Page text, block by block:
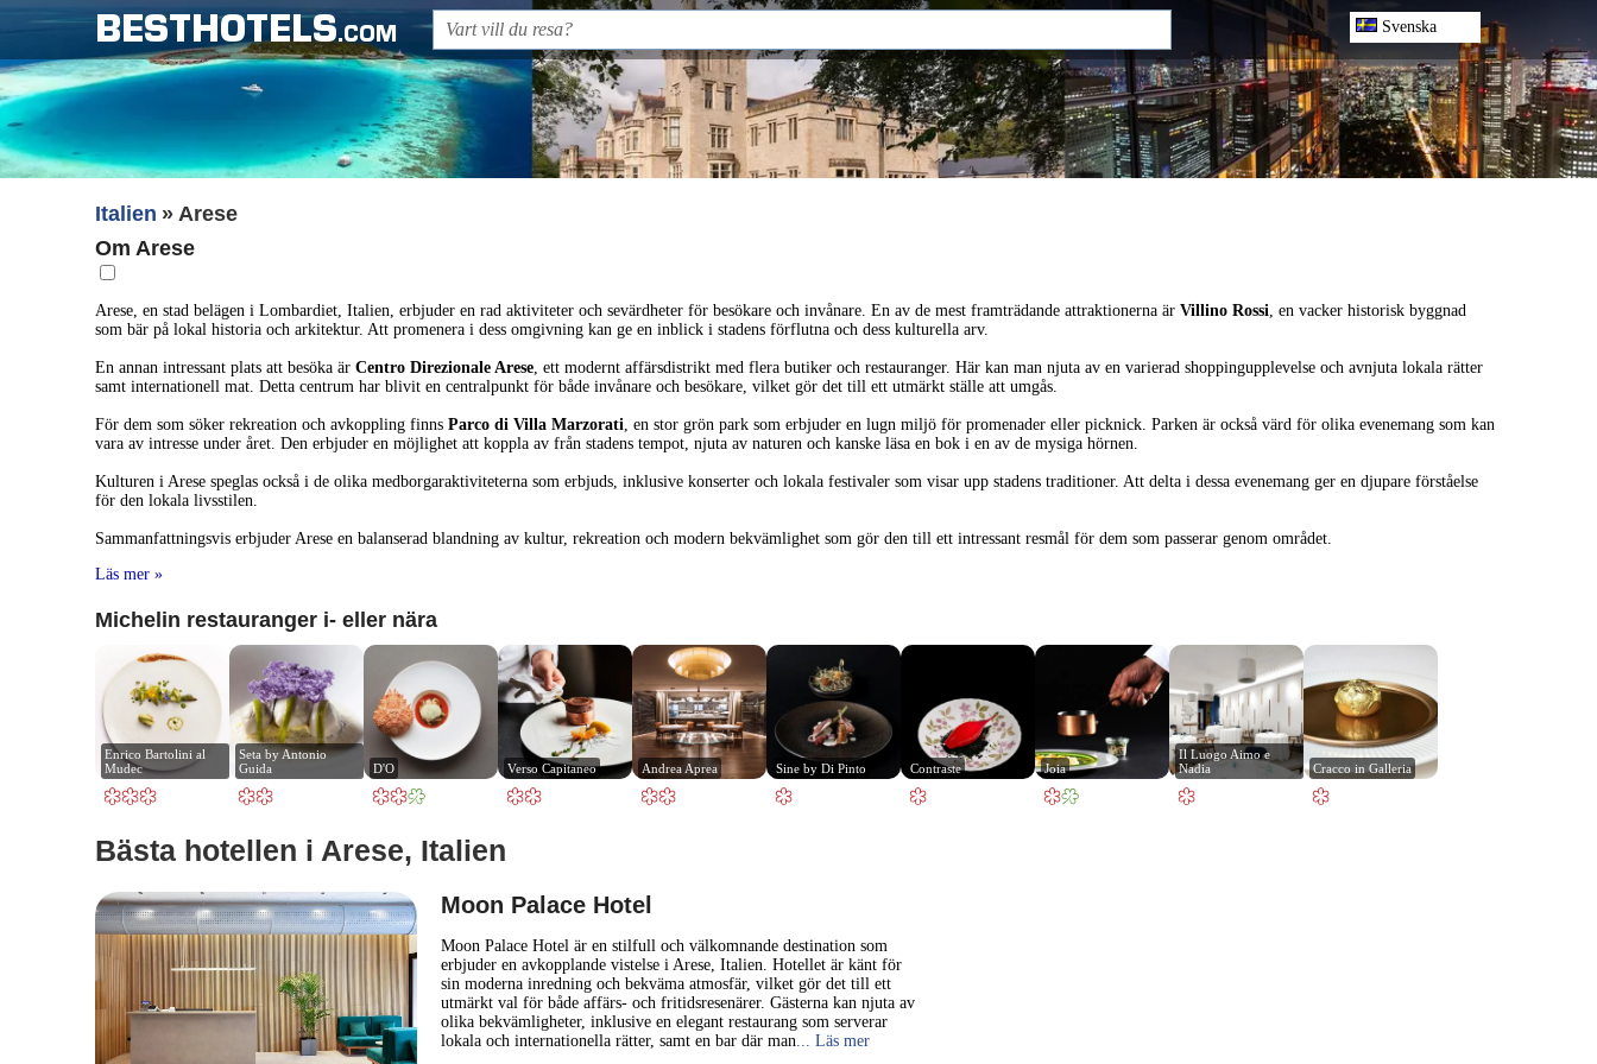
BESTHOTELS.COM Svenska
Italien
Arese
Om Arese
Arese, en stad belägen i Lombardiet, Italien, erbjuder en rad aktiviteter och sevärdheter för besökare och invånare. En av de mest framträdande attraktionerna ärVillino Rossi, en vacker historisk byggnad
som bär på lokal historia och arkitektur. Att promenera i dess omgivning kan ge en inblick i stadens förflutna och dess kulturella arv.
En annan intressant plats att besöka ärCentro Direzionale Arese, ett modernt affärsdistrikt med flera butiker och restauranger. Här kan man njuta av en varierad shoppingupplevelse och avnjuta lokala rätter
samt internationell mat. Detta centrum har blivit en centralpunkt för både invånare och besökare, vilket gör det till ett utmärkt ställe att umgås.
För dem som söker rekreation och avkoppling finnsParco di Villa Marzorati, en stor grön park som erbjuder en lugn miljö för promenader eller picknick. Parken är också värd för olika evenemang som kan
vara av intresse under året. Den erbjuder en möjlighet att koppla av från stadens tempot, njuta av naturen och kanske läsa en bok i en av de mysiga hörnen.
Kulturen i Arese speglas också i de olika medborgaraktiviteterna som erbjuds, inklusive konserter och lokala festivaler som visar upp stadens traditioner. Att delta i dessa evenemang ger en djupare förståelse
för den lokala livsstilen.
Sammanfattningsvis erbjuder Arese en balanserad blandning av kultur, rekreation och modern bekvämlighet som gör den till ett intressant resmål för dem som passerar genom området.
Läs mer »
Michelin restauranger i- eller nära
Enrico Bartolini al
Mudec
Seta by Antonio
Guida
D'O Verso Capitaneo Andrea Aprea Sine by Di Pinto Contraste Joia
Il Luogo Aimo e
Nadia
Cracco in Galleria
Bästa hotellen i Arese, Italien
Moon Palace Hotel
Moon Palace Hotel är en stilfull och välkomnande destination som
erbjuder en avkopplande vistelse i Arese, Italien. Hotellet är känt för
sin moderna inredning och bekväma atmosfär, vilket gör det till ett
utmärkt val för både affärs- och fritidsresenärer. Gästerna kan njuta av
olika bekvämligheter, inklusive en elegant restaurang som serverar
lokala och internationella rätter, samt en bar där man ... Läs mer